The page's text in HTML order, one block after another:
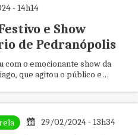
- 14h14
e Show
de Pedranópolis
o emocionante show da
que agitou o público e
29/02/2024 - 13h34